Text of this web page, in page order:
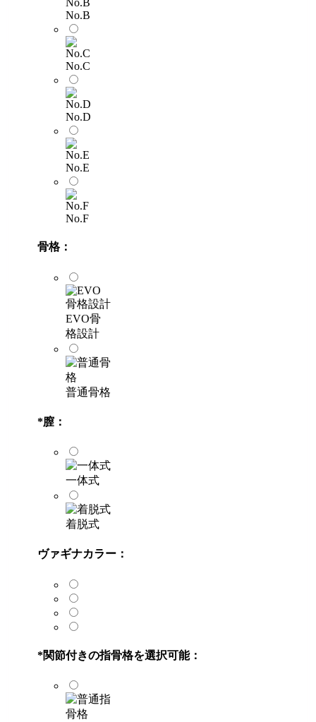
No.B
No.C
No.D
No.E
No.F
骨格：
EVO骨
格設計
普通骨格
*膣：
一体式
着脱式
ヴァギナカラー：
*関節付きの指骨格を選択可能：